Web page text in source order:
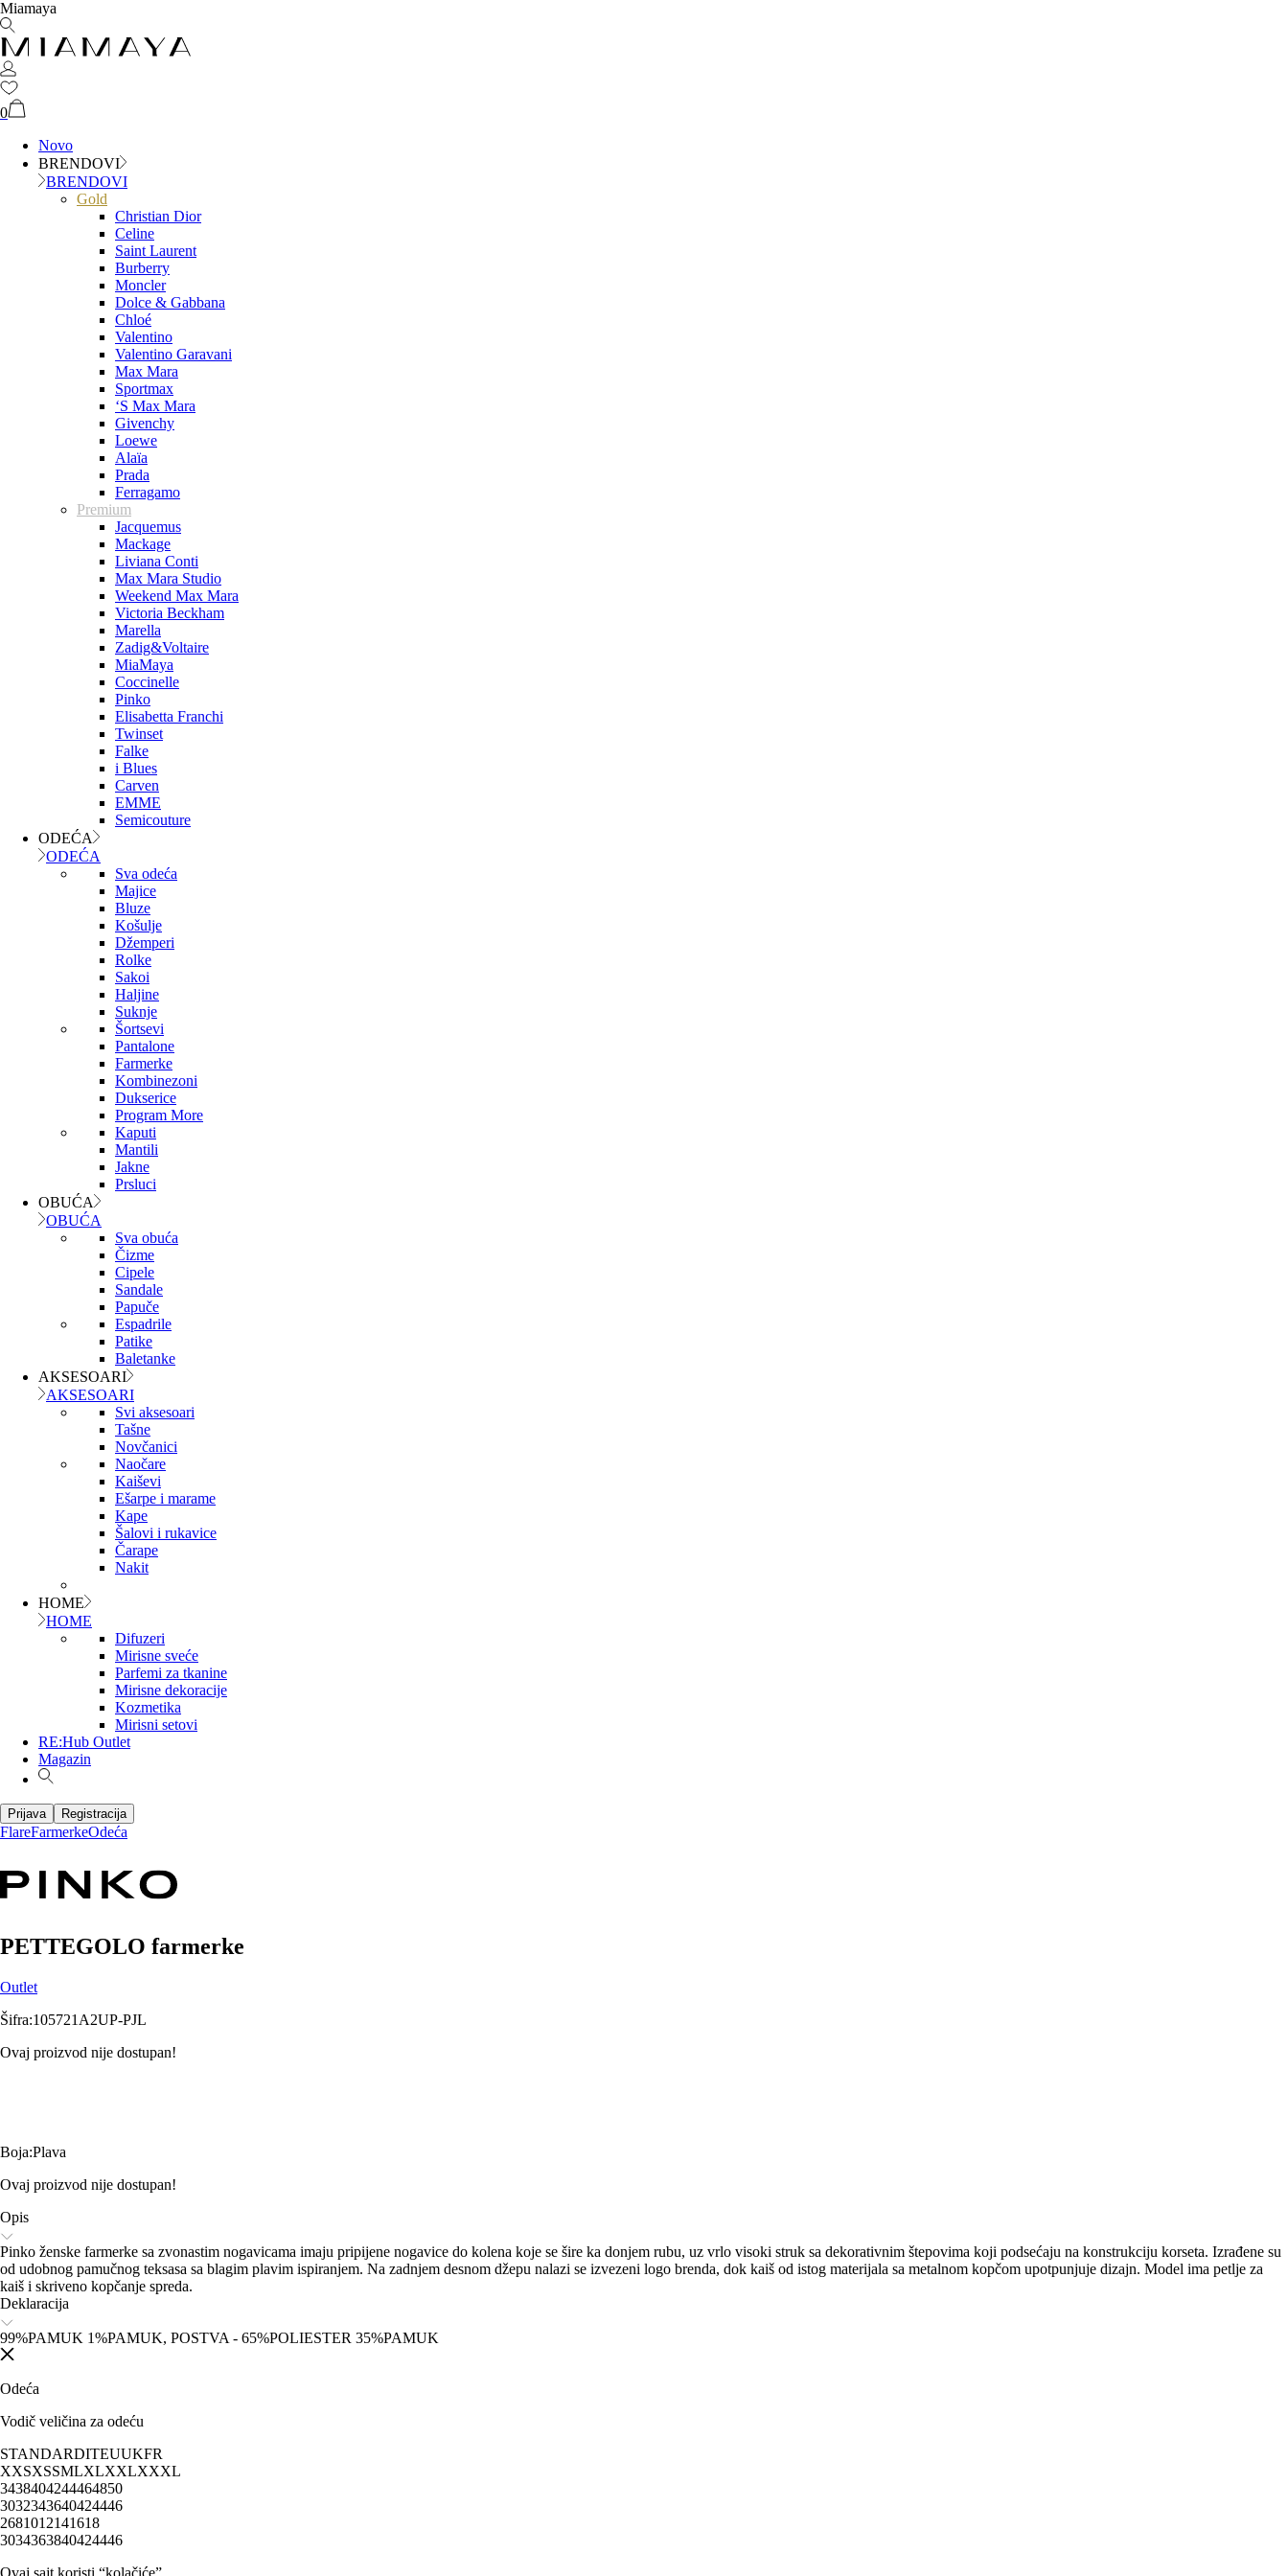
Miamaya
0
Novo
BRENDOVI
BRENDOVI
Gold
Christian Dior
Celine
Saint Laurent
Burberry
Moncler
Dolce & Gabbana
Chloé
Valentino
Valentino Garavani
Max Mara
Sportmax
‘S Max Mara
Givenchy
Loewe
Alaïa
Prada
Ferragamo
Premium
Jacquemus
Mackage
Liviana Conti
Max Mara Studio
Weekend Max Mara
Victoria Beckham
Marella
Zadig&Voltaire
MiaMaya
Coccinelle
Pinko
Elisabetta Franchi
Twinset
Falke
i Blues
Carven
EMME
Semicouture
ODEĆA
ODEĆA
Sva odeća
Majice
Bluze
Košulje
Džemperi
Rolke
Sakoi
Haljine
Suknje
Šortsevi
Pantalone
Farmerke
Kombinezoni
Dukserice
Program More
Kaputi
Mantili
Jakne
Prsluci
OBUĆA
OBUĆA
Sva obuća
Čizme
Cipele
Sandale
Papuče
Espadrile
Patike
Baletanke
AKSESOARI
AKSESOARI
Svi aksesoari
Tašne
Novčanici
Naočare
Kaiševi
Ešarpe i marame
Kape
Šalovi i rukavice
Čarape
Nakit
HOME
HOME
Difuzeri
Mirisne sveće
Parfemi za tkanine
Mirisne dekoracije
Kozmetika
Mirisni setovi
RE:Hub Outlet
Magazin
Prijava Registracija
FlareFarmerkeOdeća
PETTEGOLO farmerke
Outlet
Šifra:105721A2UP-PJL
Ovaj proizvod nije dostupan!
Boja:Plava
Ovaj proizvod nije dostupan!
Opis
Pinko ženske farmerke sa zvonastim nogavicama imaju pripijene nogavice do kolena koje se šire ka donjem rubu, uz vrlo visoki struk sa dekorativnim štepovima koji podsećaju na konstrukciju korseta. Izrađene su
od udobnog pamučnog teksasa sa blagim plavim ispiranjem. Na zadnjem desnom džepu nalazi se izvezeni logo brenda, dok kaiš od istog materijala sa metalnom kopčom upotpunjuje dizajn. Model ima petlje za
kaiš i skriveno kopčanje spreda.
Deklaracija
99%PAMUK 1%PAMUK, POSTVA - 65%POLIESTER 35%PAMUK
Odeća
Vodič veličina za odeću
STANDARDITEUUKFR
XXSXSSMLXLXXLXXXL
3438404244464850
3032343640424446
2681012141618
3034363840424446
Ovaj sajt koristi “kolačiće”